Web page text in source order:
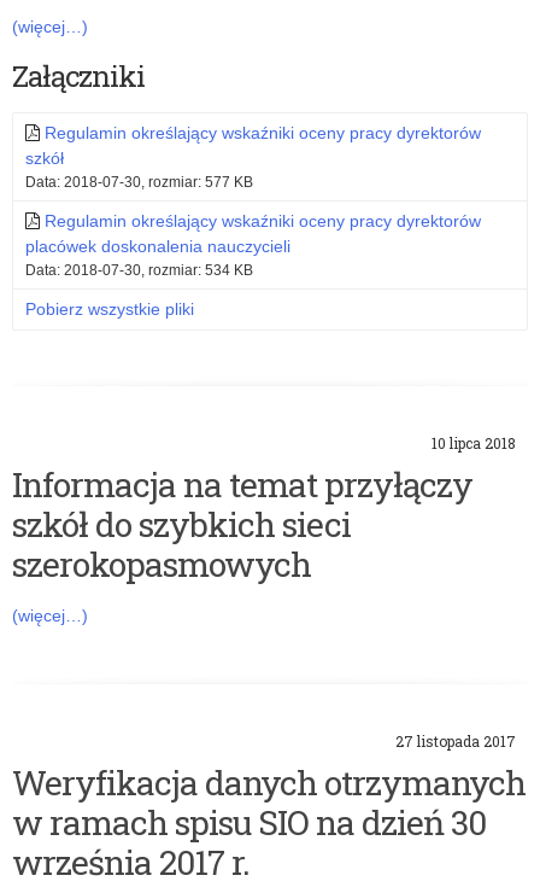
(więcej…)
Załączniki
Regulamin określający wskaźniki oceny pracy dyrektorów
szkół
Data: 2018-07-30, rozmiar: 577 KB
Regulamin określający wskaźniki oceny pracy dyrektorów
placówek doskonalenia nauczycieli
Data: 2018-07-30, rozmiar: 534 KB
Pobierz wszystkie pliki
10 lipca 2018
Informacja na temat przyłączy
szkół do szybkich sieci
szerokopasmowych
(więcej…)
27 listopada 2017
Weryfikacja danych otrzymanych
w ramach spisu SIO na dzień 30
września 2017 r.